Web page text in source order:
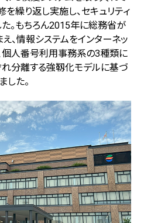
繰り返し実施し、セキュリティ
。もちろん2015年に総務省が
、情報システムをインターネッ
個人番号利用事務系の3種類に
れ分離する強靱化モデルに基づ
した。